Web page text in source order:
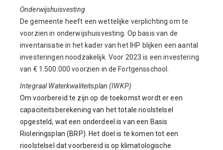
Onderwijshuisvesting
De gemeente heeft een wettelijke verplichting om te
voorzien in onderwijshuisvesting. Op basis van de
inventarisatie in het kader van het IHP blijken een aantal
investeringen noodzakelijk. Voor 2023 is een investering
van € 1.500.000 voorzien in de Fortgensschool.
Integraal Waterkwaliteitsplan (IWKP)
Om voorbereid te zijn op de toekomst wordt er een
capaciteitsberekening van het totale rioolstelsel
opgesteld, wat een onderdeel is van een Basis
Rioleringsplan (BRP). Het doel is te komen tot een
rioolstelsel dat voorbereid is op klimatologische